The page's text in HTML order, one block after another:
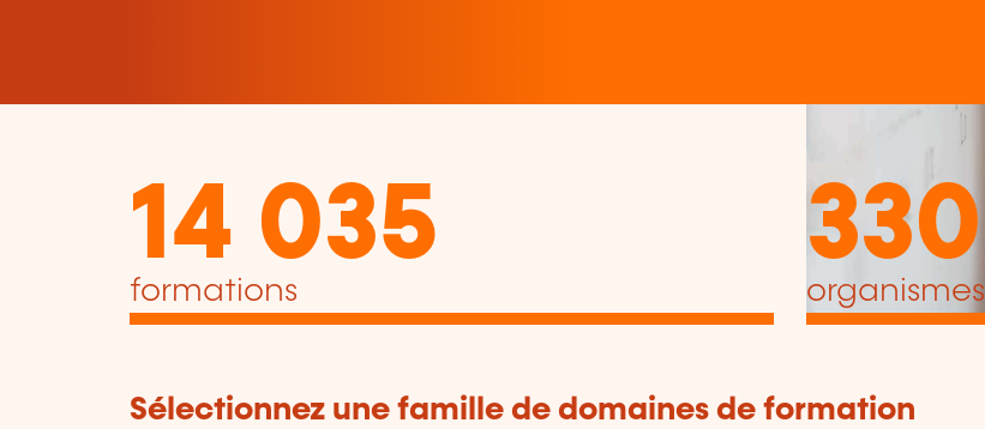
14 035
formations
330
organismes
Sélectionnez une famille de domaines de formation